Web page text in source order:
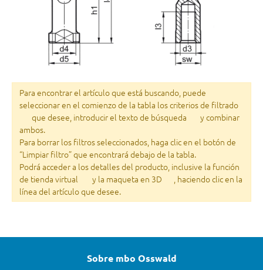
Para encontrar el artículo que está buscando, puede
seleccionar en el comienzo de la tabla los criterios de filtrado
que desee, introducir el texto de búsqueda
y combinar
ambos.
Para borrar los filtros seleccionados, haga clic en el botón de
“Limpiar filtro” que encontrará debajo de la tabla.
Podrá acceder a los detalles del producto, inclusive la función
de tienda virtual
y la maqueta en 3D
, haciendo clic en la
línea del artículo que desee.
Sobre mbo Osswald